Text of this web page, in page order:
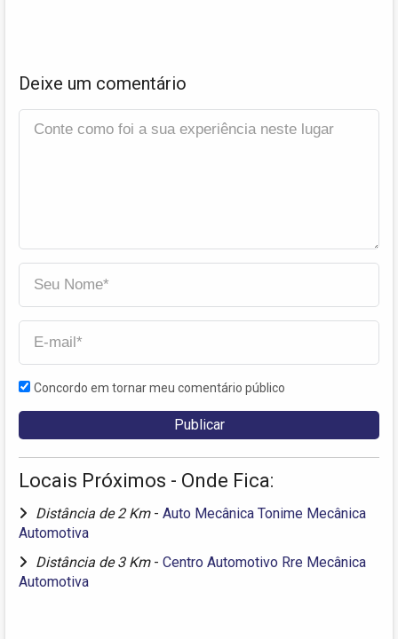
Deixe um comentário
Concordo em tornar meu comentário público
Locais Próximos - Onde Fica:
Distância de 2 Km - Auto Mecânica Tonime Mecânica
Automotiva
Distância de 3 Km - Centro Automotivo Rre Mecânica
Automotiva